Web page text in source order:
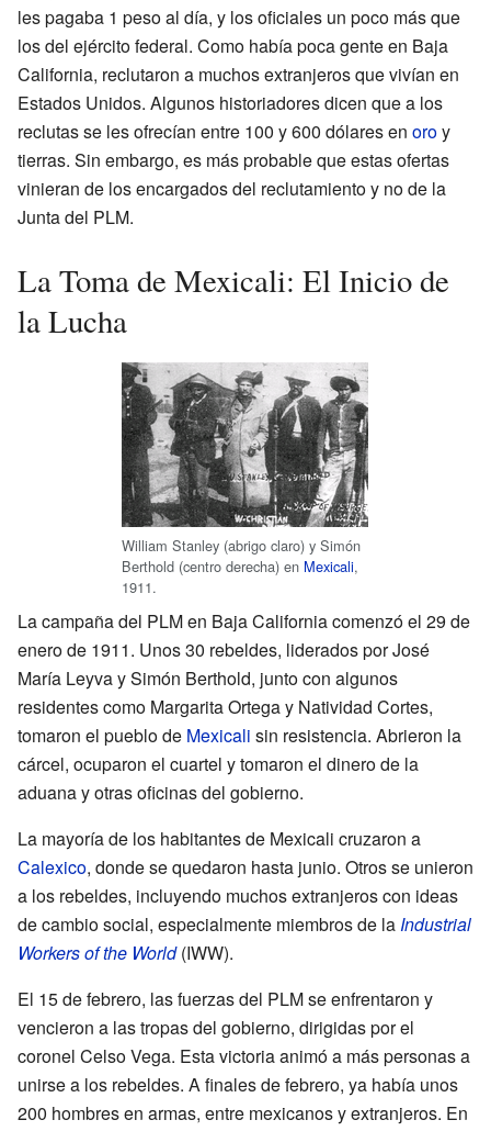
les pagaba 1 peso al día, y los oficiales un poco más que
los del ejército federal. Como había poca gente en Baja
California, reclutaron a muchos extranjeros que vivían en
Estados Unidos. Algunos historiadores dicen que a los
reclutas se les ofrecían entre 100 y 600 dólares en oroy
tierras. Sin embargo, es más probable que estas ofertas
vinieran de los encargados del reclutamiento y no de la
Junta del PLM.
La Toma de Mexicali: El Inicio de
la Lucha
William Stanley (abrigo claro) y Simón
Berthold (centro derecha) en Mexicali,
1911.
La campaña del PLM en Baja California comenzó el 29 de
enero de 1911. Unos 30 rebeldes, liderados por José
María Leyva y Simón Berthold, junto con algunos
residentes como Margarita Ortega y Natividad Cortes,
tomaron el pueblo de Mexicali sin resistencia. Abrieron la
cárcel, ocuparon el cuartel y tomaron el dinero de la
aduana y otras oficinas del gobierno.
La mayoría de los habitantes de Mexicali cruzaron a
Calexico, donde se quedaron hasta junio. Otros se unieron
a los rebeldes, incluyendo muchos extranjeros con ideas
de cambio social, especialmente miembros de laIndustrial
Workers of the World(IWW).
El 15 de febrero, las fuerzas del PLM se enfrentaron y
vencieron a las tropas del gobierno, dirigidas por el
coronel Celso Vega. Esta victoria animó a más personas a
unirse a los rebeldes. A finales de febrero, ya había unos
200 hombres en armas, entre mexicanos y extranjeros. En